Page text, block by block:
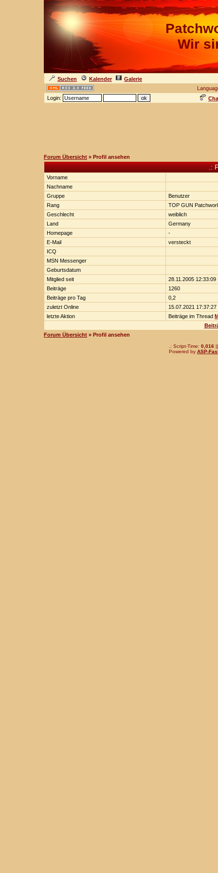
Wir
Suchen Kalender
Galerie
Login:
Forum Übersicht » Profil ansehen
.:
Vorname
Nachname
Gruppe
Benutzer
Rang
TOP GUN
Geschlecht
weiblich
Land
Germany
Homepage
-
E-Mail
versteckt
ICQ
MSN Messenger
Geburtsdatum
Mitglied seit
28.11.2005 12:33:09
Beiträge
1260
Beiträge pro Tag
0,2
zuletzt Online
15.07.2021 17:37:27
letzte Aktion
Beiträge im Thread
Forum Übersicht » Profil ansehen
.: Script-Time: 0,016||
Powered by ASP-